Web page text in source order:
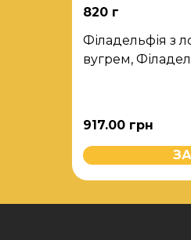
820 г
Філадельфія з
вугрем,
917.00 грн